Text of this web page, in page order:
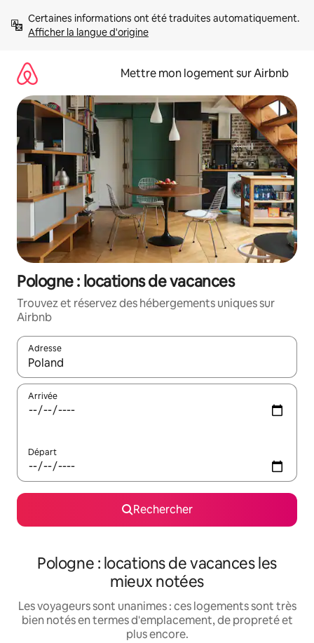
directement
Afficher la langue d'origine
Mettre mon logement sur Airbnb
Pologne : locations de vacances
Trouvez et réservez des hébergements uniques sur
Airbnb
Adresse
Lorsque les résultats s'affichent, utilisez les flèches vers le
Arrivée
Départ
Rechercher
Pologne : locations de vacances les
mieux notées
Les voyageurs sont unanimes : ces logements sont très
bien notés en termes d'emplacement, de propreté et
plus encore.